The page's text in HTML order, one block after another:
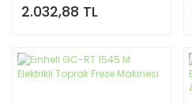
2.032,88 TL